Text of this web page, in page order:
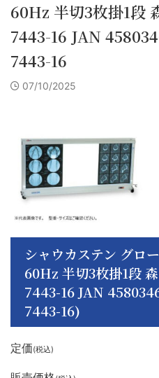
60Hz 半切3枚掛1段
7443-16 JAN
7443-16
07/10/2025
シャウカステン グロ
60Hz 半切3枚掛1段
7443-16 JAN
7443-16)
定価(税込)